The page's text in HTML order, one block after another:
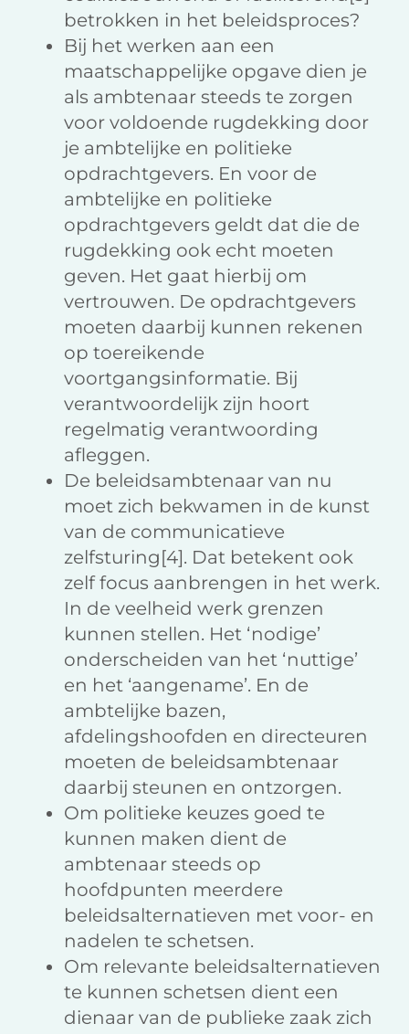
betrokken in het beleidsproces?
Bij het werken aan een
maatschappelijke opgave dien je
als ambtenaar steeds te zorgen
voor voldoende rugdekking door
je ambtelijke en politieke
opdrachtgevers. En voor de
ambtelijke en politieke
opdrachtgevers geldt dat die de
rugdekking ook echt moeten
geven. Het gaat hierbij om
vertrouwen. De opdrachtgevers
moeten daarbij kunnen rekenen
op toereikende
voortgangsinformatie. Bij
verantwoordelijk zijn hoort
regelmatig verantwoording
afleggen.
De beleidsambtenaar van nu
moet zich bekwamen in de kunst
van de communicatieve
zelfsturing[4]. Dat betekent ook
zelf focus aanbrengen in het werk.
In de veelheid werk grenzen
kunnen stellen. Het ‘nodige’
onderscheiden van het ‘nuttige’
en het ‘aangename’. En de
ambtelijke bazen,
afdelingshoofden en directeuren
moeten de beleidsambtenaar
daarbij steunen en ontzorgen.
Om politieke keuzes goed te
kunnen maken dient de
ambtenaar steeds op
hoofdpunten meerdere
beleidsalternatieven met voor- en
nadelen te schetsen.
Om relevante beleidsalternatieven
te kunnen schetsen dient een
dienaar van de publieke zaak zich